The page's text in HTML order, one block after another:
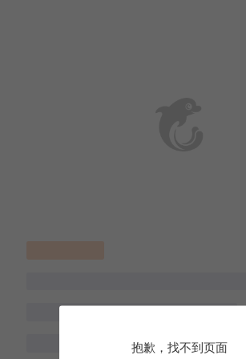
抱歉，找不到页面